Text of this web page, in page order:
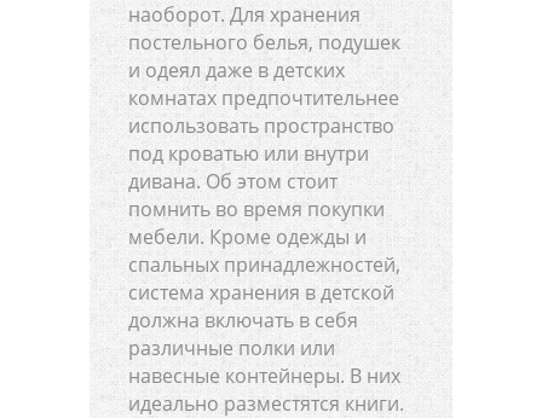
наоборот. Для хранения
постельного белья, подушек
и одеял даже в детских
комнатах предпочтительнее
использовать пространство
под кроватью или внутри
дивана. Об этом стоит
помнить во время покупки
мебели. Кроме одежды и
спальных принадлежностей,
система хранения в детской
должна включать в себя
различные полки или
навесные контейнеры. В них
идеально разместятся книги.